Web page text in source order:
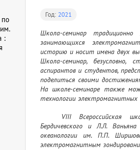
:
Год: 2021
Школа-семинар
занимающихся
историю и носит имена двух
Школа-семинар, безусловно,
аспирантов и студентов,
поделиться своими
На школе-семинаре также
технологии электромагнитных
Бердичевского и Л.Л.
океанологии им. П.П.
электромагнитным